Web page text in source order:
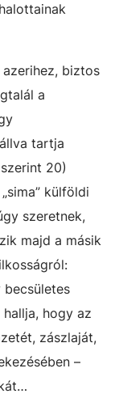
biztos
a
tartja
20)
külföldi
szeretnek,
majd a másik
hogy az
zászlaját,
–